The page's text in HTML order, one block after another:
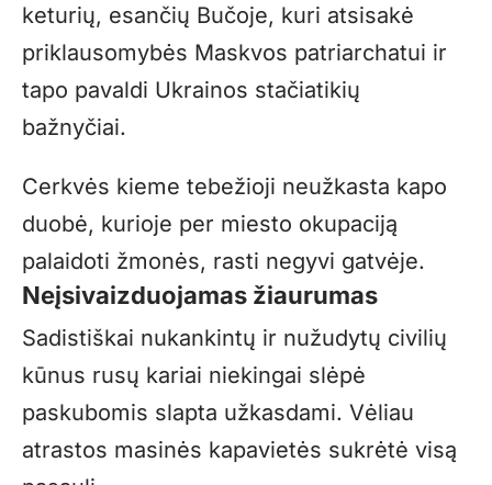
keturių, esančių Bučoje, kuri atsisakė
priklausomybės Maskvos patriarchatui ir
tapo pavaldi Ukrainos stačiatikių
bažnyčiai.
Cerkvės kieme tebežioji neužkasta kapo
duobė, kurioje per miesto okupaciją
palaidoti žmonės, rasti negyvi gatvėje.
Neįsivaizduojamas žiaurumas
Sadistiškai nukankintų ir nužudytų civilių
kūnus rusų kariai niekingai slėpė
paskubomis slapta užkasdami. Vėliau
atrastos masinės kapavietės sukrėtė visą